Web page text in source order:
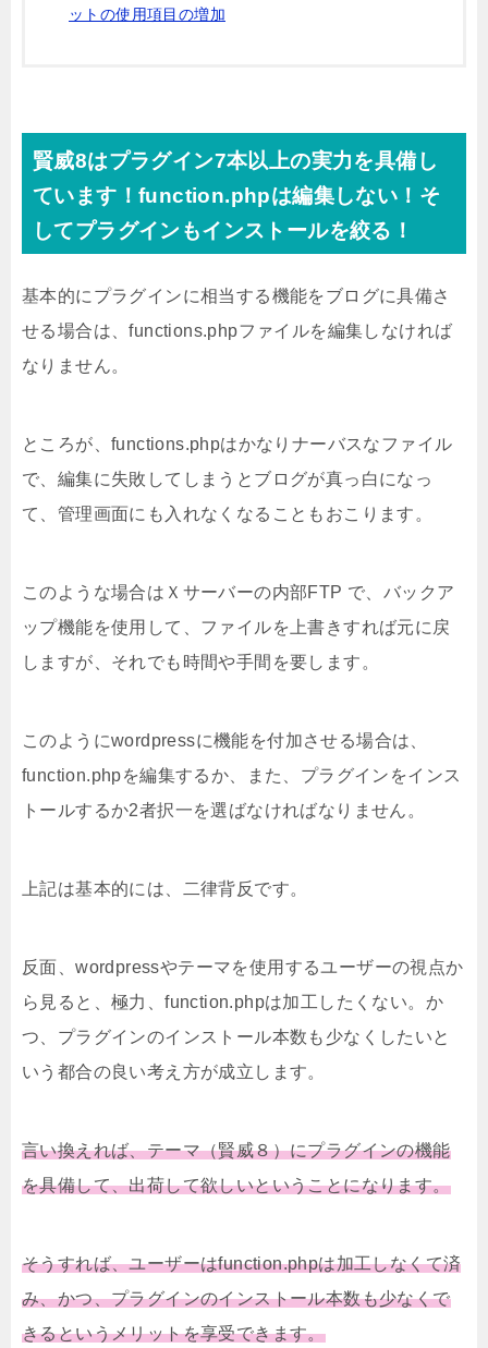
ットの使用項目の増加
賢威8はプラグイン7本以上の実力を具備し
ています！function.phpは編集しない！そ
してプラグインもインストールを絞る！
基本的にプラグインに相当する機能をブログに具備さ
せる場合は、functions.phpファイルを編集しなければ
なりません。
ところが、functions.phpはかなりナーバスなファイル
で、編集に失敗してしまうとブログが真っ白になっ
て、管理画面にも入れなくなることもおこります。
このような場合はＸサーバーの内部FTP で、バックア
ップ機能を使用して、ファイルを上書きすれば元に戻
しますが、それでも時間や手間を要します。
このようにwordpressに機能を付加させる場合は、
function.phpを編集するか、また、プラグインをインス
トールするか2者択一を選ばなければなりません。
上記は基本的には、二律背反です。
反面、wordpressやテーマを使用するユーザーの視点か
ら見ると、極力、function.phpは加工したくない。か
つ、プラグインのインストール本数も少なくしたいと
いう都合の良い考え方が成立します。
言い換えれば、テーマ（賢威８）にプラグインの機能
を具備して、出荷して欲しいということになります。
そうすれば、ユーザーはfunction.phpは加工しなくて済
み、かつ、プラグインのインストール本数も少なくで
きるというメリットを享受できます。